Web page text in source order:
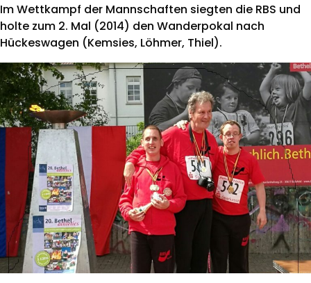
Im Wettkampf der Mannschaften siegten die RBS und
holte zum 2. Mal (2014) den Wanderpokal nach
Hückeswagen (Kemsies, Löhmer, Thiel).